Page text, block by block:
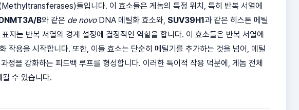
들입니다. 이 효소들은 게놈의 특정 위치, 특히 반복 서열에
B와 같은 de novoDNA 메틸화 효소와, SUV39H1과 같은 히스톤 메틸
지는 반복 서열의 경계 설정에 결정적인 역할을 합니다. 이 효소들은 반복 서열에
용을 시작합니다. 또한, 이들 효소는 단순히 메틸기를 추가하는 것을 넘어, 메틸
을 강화하는 피드백 루프를 형성합니다. 이러한 특이적 작용 덕분에, 게놈 전체
수 있습니다.